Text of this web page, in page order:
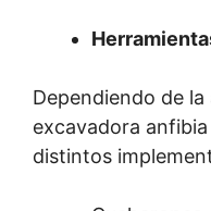
Dependiendo de
excavadora
distintos